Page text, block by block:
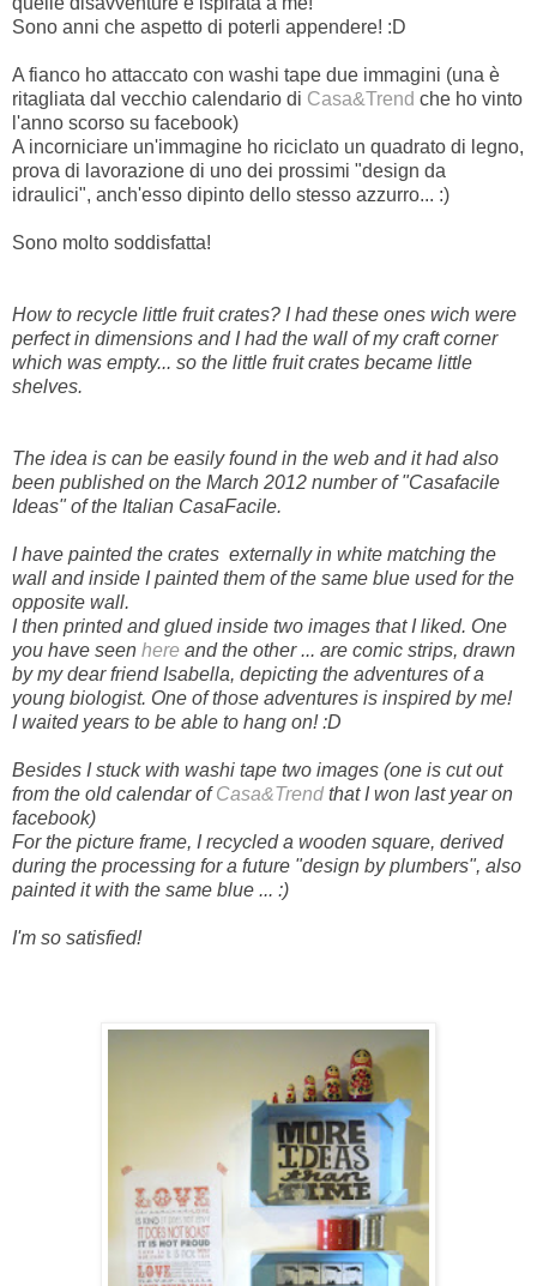
Sono anni che aspetto di poterli appendere! :D
A fianco ho attaccato con washi tape due immagini (una è
ritagliata dal vecchio calendario di Casa&Trend che ho vinto
l'anno scorso su facebook)
A incorniciare un'immagine ho riciclato un quadrato di legno,
prova di lavorazione di uno dei prossimi "design da
idraulici", anch'esso dipinto dello stesso azzurro... :)
Sono molto soddisfatta!
How to recycle little fruit crates? I had these ones wich were
perfect in dimensions and I had the wall of my craft corner
which was empty... so the little fruit crates became little
shelves.
The idea is can be easily found in the web and it had also
been published on the March 2012 number of "Casafacile
Ideas" of the Italian CasaFacile.
I have painted the crates externally in white matching the
wall and inside I painted them of the same blue used for the
opposite wall.
I then printed and glued inside two images that I liked. One
you have seen here and the other ... are comic strips, drawn
by my dear friend Isabella, depicting the adventures of a
young biologist. One of those adventures is inspired by me!
I waited years to be able to hang on! :D
Besides I stuck with washi tape two images (one is cut out
from the old calendar ofCasa&Trendthat I won last year on
facebook)
For the picture frame, I recycled a wooden square, derived
during the processing for a future "design by plumbers", also
painted it with the same blue ... :)
I'm so satisfied!